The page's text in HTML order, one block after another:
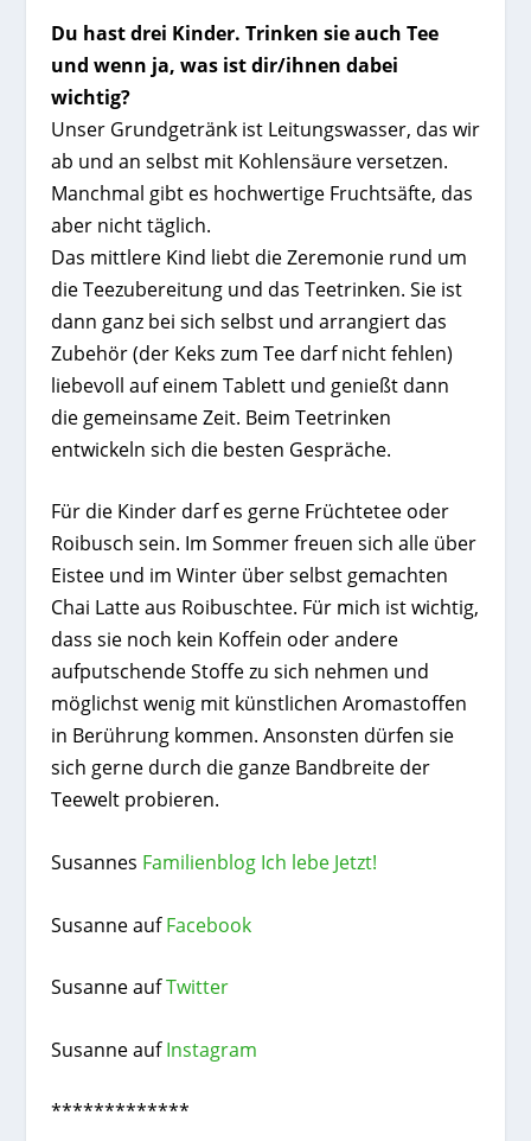
Du hast drei Kinder. Trinken sie auch Tee
und wenn ja, was ist dir/ihnen dabei
wichtig?
Unser Grundgetränk ist Leitungswasser, das wir
ab und an selbst mit Kohlensäure versetzen.
Manchmal gibt es hochwertige Fruchtsäfte, das
aber nicht täglich.
Das mittlere Kind liebt die Zeremonie rund um
die Teezubereitung und das Teetrinken. Sie ist
dann ganz bei sich selbst und arrangiert das
Zubehör (der Keks zum Tee darf nicht fehlen)
liebevoll auf einem Tablett und genießt dann
die gemeinsame Zeit. Beim Teetrinken
entwickeln sich die besten Gespräche.
Für die Kinder darf es gerne Früchtetee oder
Roibusch sein. Im Sommer freuen sich alle über
Eistee und im Winter über selbst gemachten
Chai Latte aus Roibuschtee. Für mich ist wichtig,
dass sie noch kein Koffein oder andere
aufputschende Stoffe zu sich nehmen und
möglichst wenig mit künstlichen Aromastoffen
in Berührung kommen. Ansonsten dürfen sie
sich gerne durch die ganze Bandbreite der
Teewelt probieren.
Susannes Familienblog Ich lebe Jetzt!
Susanne aufFacebook
Susanne aufTwitter
Susanne aufInstagram
*************